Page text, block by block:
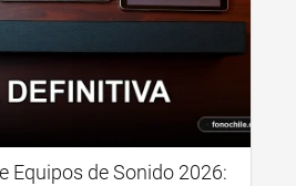
Equipos de Sonido 2026: